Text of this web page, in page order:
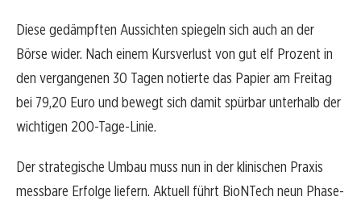
Diese gedämpften Aussichten spiegeln sich auch an der
Börse wider. Nach einem Kursverlust von gut elf Prozent in
den vergangenen 30 Tagen notierte das Papier am Freitag
bei 79,20 Euro und bewegt sich damit spürbar unterhalb der
wichtigen 200-Tage-Linie.
Der strategische Umbau muss nun in der klinischen Praxis
messbare Erfolge liefern. Aktuell führt BioNTech neun Phase-